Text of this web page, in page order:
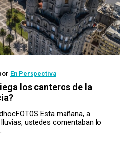
En Perspectiva
los canteros de la
Esta mañana, a
ustedes comentaban lo